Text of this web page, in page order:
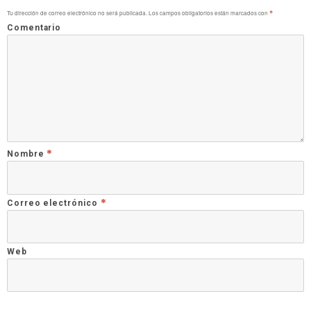
Tu dirección de correo electrónico no será publicada. Los campos obligatorios están marcados con *
Comentario
Nombre *
Correo electrónico *
Web